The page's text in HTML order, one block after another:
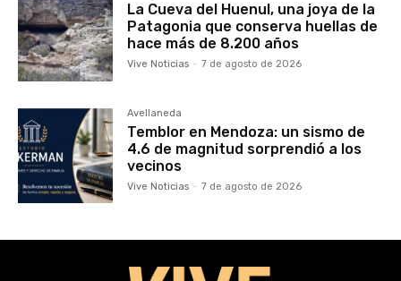
La Cueva del Huenul, una joya de la
Patagonia que conserva huellas de
hace más de 8.200 años
Vive Noticias - 7 de agosto de 2026
Avellaneda
Temblor en Mendoza: un sismo de
4.6 de magnitud sorprendió a los
vecinos
Vive Noticias - 7 de agosto de 2026